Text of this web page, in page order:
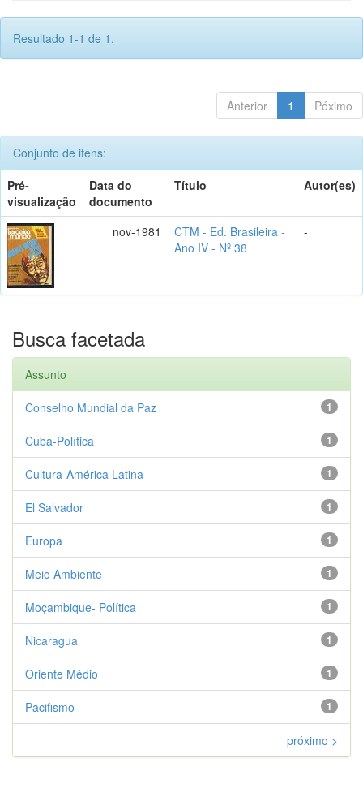
Resultado 1-1 de 1.
Anterior 1 Póximo
Conjunto de itens:
Pré-
visualização
Data do
documento
Título Autor(es)
nov-1981
CTM - Ed. Brasileira -
Ano IV - Nº 38
-
Busca facetada
Assunto
1
Conselho Mundial da Paz
1
Cuba-Política
1
Cultura-América Latina
1
El Salvador
1
Europa
1
Meio Ambiente
1
Moçambique- Política
1
Nicaragua
1
Oriente Médio
1
Pacifismo
próximo >